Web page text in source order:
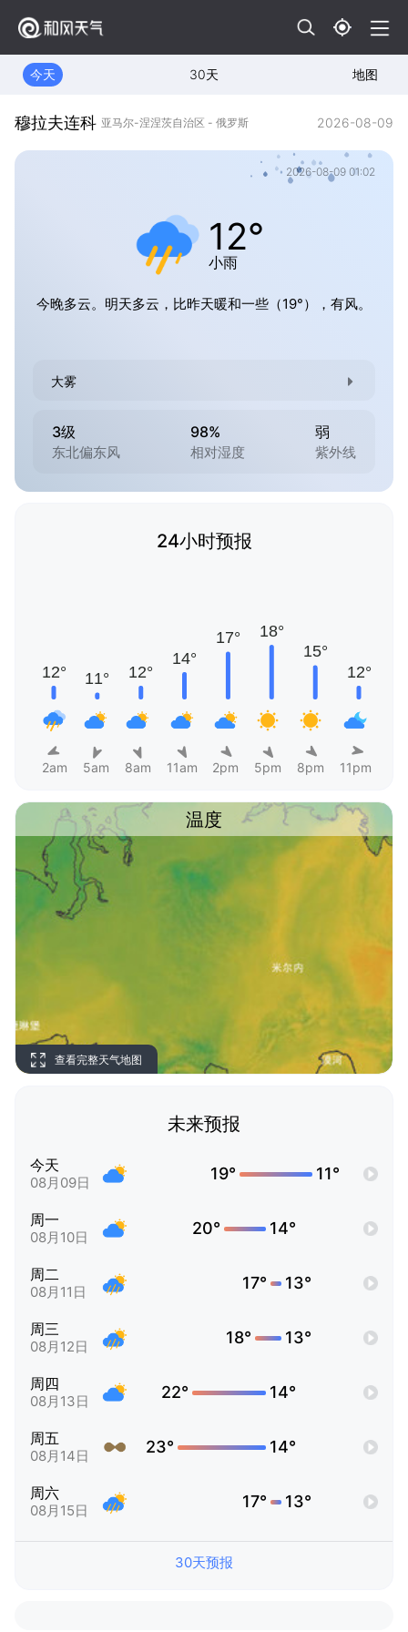
今天 30天 地图
穆拉夫连科 亚马尔-涅涅茨自治区 - 俄罗斯 2026-08-09
2026-08-09 01:02
12°
小雨
今晚多云。明天多云，比昨天暖和一些（19°），有风。
大雾
3级
东北偏东风
98%
相对湿度
弱
紫外线
24小时预报
2am 5am 8am 11am 2pm 5pm 8pm 11pm
温度
查看完整天气地图
未来预报
今天
08月09日 19° 11°
周一
08月10日 20° 14°
周二
08月11日 17° 13°
周三
08月12日 18° 13°
周四
08月13日 22° 14°
周五
08月14日 23° 14°
周六
08月15日 17° 13°
30天预报